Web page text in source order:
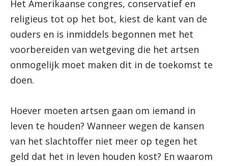
Het Amerikaanse congres, conservatief en
religieus tot op het bot, kiest de kant van de
ouders en is inmiddels begonnen met het
voorbereiden van wetgeving die het artsen
onmogelijk moet maken dit in de toekomst te
doen.
Hoever moeten artsen gaan om iemand in
leven te houden? Wanneer wegen de kansen
van het slachtoffer niet meer op tegen het
geld dat het in leven houden kost? En waarom